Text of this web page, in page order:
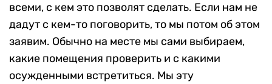
всеми, с кем это позволят сделать. Если нам не
дадут с кем-то поговорить, то мы потом об этом
заявим. Обычно на месте мы сами выбираем,
какие помещения проверить и с какими
осужденными встретиться. Мы эту